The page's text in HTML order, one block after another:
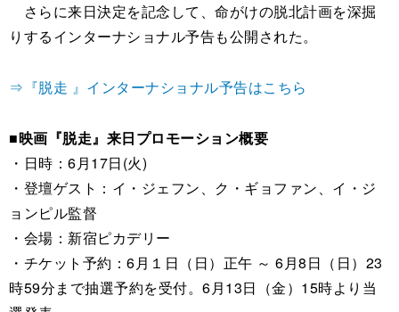
さらに来日決定を記念して、命がけの脱北計画を深掘
りするインターナショナル予告も公開された。
⇒『脱走 』インターナショナル予告はこちら
■映画『脱走』来日プロモーション概要
・日時：6月17日(火)
・登壇ゲスト：イ・ジェフン、ク・ギョファン、イ・ジ
ョンピル監督
・会場：新宿ピカデリー
・チケット予約：6月１日（日）正午 ～ 6月8日（日）23
時59分まで抽選予約を受付。6月13日（金）15時より当